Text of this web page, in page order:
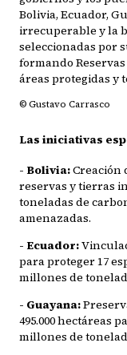
Bolivia, Ecuador,
irrecuperable y la
seleccionadas por
formando
áreas protegidas y
© Gustavo Carrasco
Las iniciativas
- Bolivia:Creación
reservas y tierras
toneladas de
amenazadas.
- Ecuador:
para proteger 17
millones de
- Guayana:
495.000 hectáreas
millones de